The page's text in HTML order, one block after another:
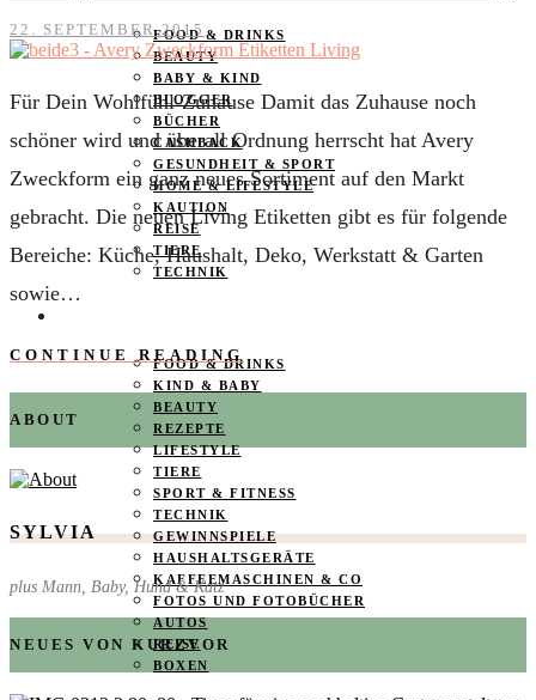
FOOD & DRINKS
BEAUTY
BABY & KIND
BLOGGER
BÜCHER
CASHBACK
GESUNDHEIT & SPORT
HOME & LIFESTYLE
KAUTION
REISE
TIERE
TECHNIK
FOOD & DRINKS
KIND & BABY
BEAUTY
REZEPTE
LIFESTYLE
TIERE
SPORT & FITNESS
TECHNIK
GEWINNSPIELE
HAUSHALTSGERÄTE
KAFFEEMASCHINEN & CO
FOTOS UND FOTOBÜCHER
AUTOS
REISE
BOXEN
22. SEPTEMBER 2015
Für Dein Wohlfühl-Zuhause Damit das Zuhause noch
schöner wird und überall Ordnung herrscht hat Avery
Zweckform ein ganz neues Sortiment auf den Markt
gebracht. Die neuen Living Etiketten gibt es für folgende
Bereiche: Küche, Haushalt, Deko, Werkstatt & Garten
sowie…
CONTINUE READING
ABOUT
SYLVIA
plus Mann, Baby, Hund & Katz
NEUES VON KURZVOR